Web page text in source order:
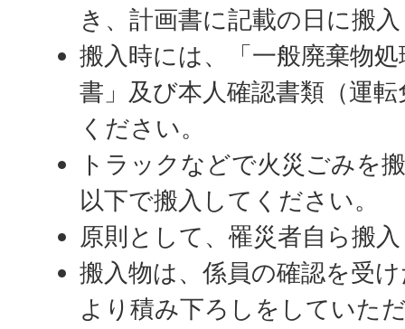
き、計画書に記載の日に搬
搬入時には、「一般廃棄物
書」及び本人確認書類（運
ください。
トラックなどで火災ごみを
以下で搬入してください。
原則として、罹災者自ら搬
搬入物は、係員の確認を受
より積み下ろしをしていた